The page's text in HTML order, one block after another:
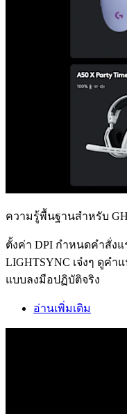
ความรู้พื้นฐานสำหรับ
ตั้งค่า DPI กำหนดคำสั่ง
LIGHTSYNC เจ๋งๆ ดูค
แบบลงมือปฏิบัติจริง
อ่านเพิ่มเติม